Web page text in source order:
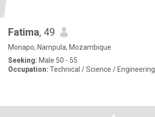
Fatima, 49
Monapo, Nampula, Mozambique
Seeking: Male 50 - 55
Occupation: Technical / Science / Engineering